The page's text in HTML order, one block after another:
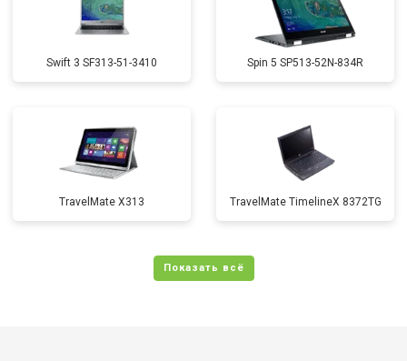
Swift 3 SF313-51-3410 Spin 5 SP513-52N-834R
TravelMate X313 TravelMate TimelineX 8372TG